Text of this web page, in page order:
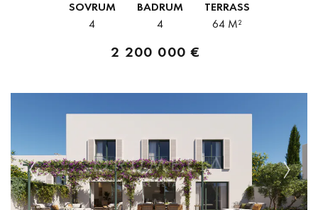
SOVRUM
4
BADRUM
4
TERRASS
64 M²
2 200 000 €
Previous Next